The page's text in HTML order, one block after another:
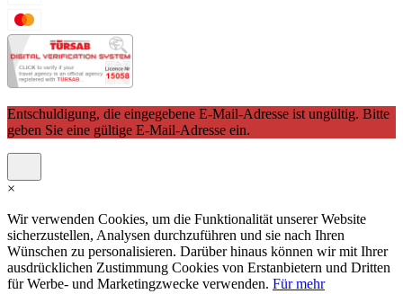
Entschuldigung, die eingegebene E-Mail-Adresse ist ungültig. Bitte
geben Sie eine gültige E-Mail-Adresse ein.
×
Wir verwenden Cookies, um die Funktionalität unserer Website
sicherzustellen, Analysen durchzuführen und sie nach Ihren
Wünschen zu personalisieren. Darüber hinaus können wir mit Ihrer
ausdrücklichen Zustimmung Cookies von Erstanbietern und Dritten
für Werbe- und Marketingzwecke verwenden. Für mehr